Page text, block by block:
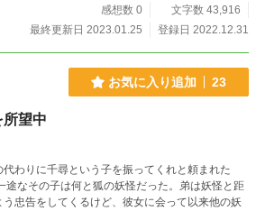
たので2話まででいったん完結にさせて頂きまし
感想数 0
文字数 43,916
最終更新日 2023.01.25
登録日 2022.12.31
お気に入り追加 23
望中
代わりに千尋という子を振ってくれと頼まれた
途なその子は何と狐の妖怪だった。弟は妖怪と距
う忠告をしてくるけど、彼女に会って以来他の妖